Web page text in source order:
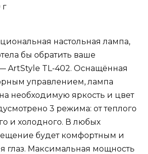
настольная лампа,
бы обратить ваше
ArtStyle TL-402. Оснащённая
управлением, лампа
необходимую яркость и цвет
3 режима: от теплого
и холодного. В любых
будет комфортным и
глаз. Максимальная мощность